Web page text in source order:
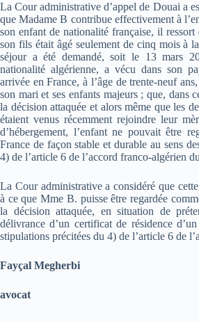
La Cour administrative d’appel de Douai a
que Madame B contribue effectivement à
son enfant de nationalité française, il ressort
son fils était âgé seulement de cinq mois à
séjour a été demandé, soit le 13 mars
nationalité algérienne, a vécu dans son
arrivée en France, à l’âge de trente-neuf
son mari et ses enfants majeurs ; que, dans
la décision attaquée et alors même que les
étaient venus récemment rejoindre leur
d’hébergement, l’enfant ne pouvait être
France de façon stable et durable au sens
4) de l’article 6 de l’accord franco-algérien
La Cour administrative a considéré que
à ce que Mme B. puisse être regardée
la décision attaquée, en situation de
délivrance d’un certificat de résidence
stipulations précitées du 4) de l’article 6 de
Fayçal Megherbi
avocat